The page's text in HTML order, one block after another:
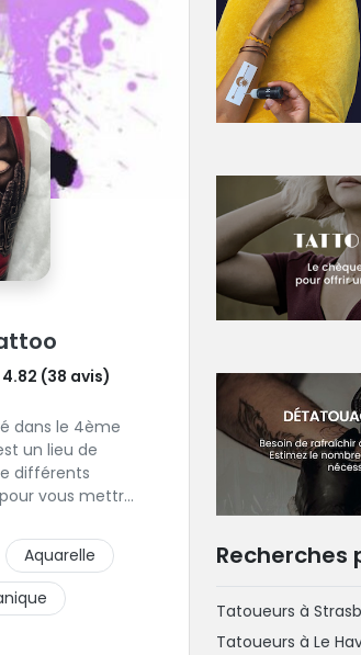
4.82 (38 avis)
dans le 4ème
un lieu de
différents
vous mettre
Aquarelle
Recherches
Tatoueurs à
Tatoueurs à Le